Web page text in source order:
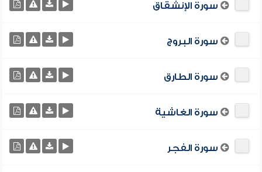
سورة الإنشقاق
سورة البروج
سورة الطارق
سورة الغاشية
سورة الفجر